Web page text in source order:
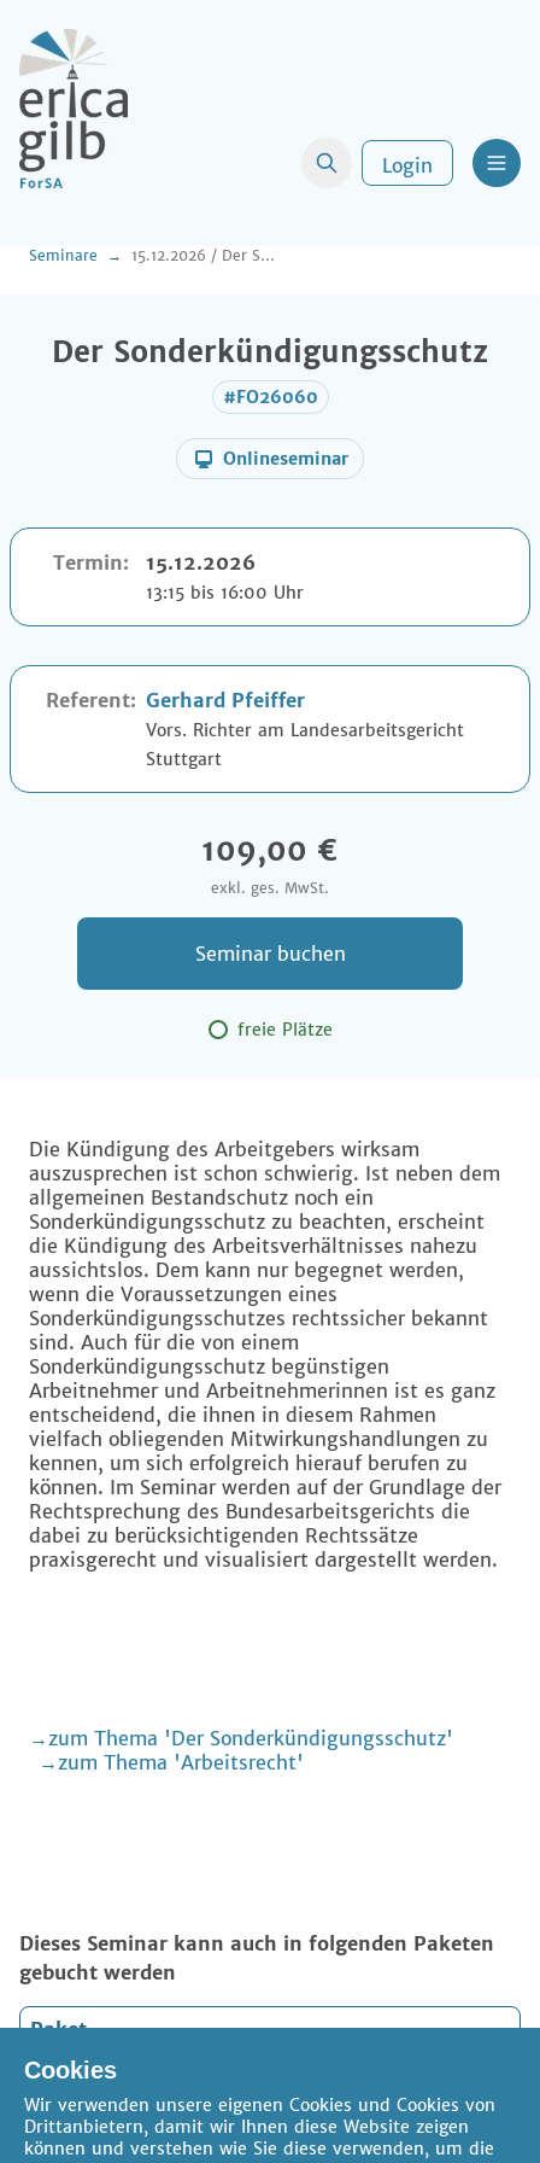
Login
Seminare 15.12.2026 / Der Sonderkündigungsschutz
Der Sonderkündigungsschutz
#FO26060
Onlineseminar
Termin: 15.12.2026
13:15 bis 16:00 Uhr
Referent: Gerhard Pfeiffer
Vors. Richter am Landesarbeitsgericht
Stuttgart
109,00 €
exkl. ges. MwSt.
Seminar buchen
freie Plätze
Die Kündigung des Arbeitgebers wirksam
auszusprechen ist schon schwierig. Ist neben dem
allgemeinen Bestandschutz noch ein
Sonderkündigungsschutz zu beachten, erscheint
die Kündigung des Arbeitsverhältnisses nahezu
aussichtslos. Dem kann nur begegnet werden,
wenn die Voraussetzungen eines
Sonderkündigungsschutzes rechtssicher bekannt
sind. Auch für die von einem
Sonderkündigungsschutz begünstigen
Arbeitnehmer und Arbeitnehmerinnen ist es ganz
entscheidend, die ihnen in diesem Rahmen
vielfach obliegenden Mitwirkungshandlungen zu
kennen, um sich erfolgreich hierauf berufen zu
können. Im Seminar werden auf der Grundlage der
Rechtsprechung des Bundesarbeitsgerichts die
dabei zu berücksichtigenden Rechtssätze
praxisgerecht und visualisiert dargestellt werden.
zum Thema 'Der Sonderkündigungsschutz'
zum Thema 'Arbeitsrecht'
Dieses Seminar kann auch in folgenden Paketen
gebucht werden
Paket
Arbeitsrecht 14. - 17.12.2026 Online 15 Stunden nach
§15 FAO
§15 FAO Stunden:max. 15 Std.
Kosten: ab 585,90 €
Cookies
Wir verwenden unsere eigenen Cookies und Cookies von
Drittanbietern, damit wir Ihnen diese Website zeigen
können und verstehen wie Sie diese verwenden, um die